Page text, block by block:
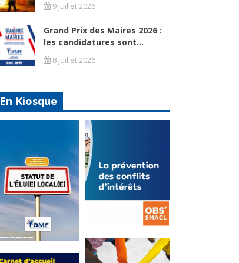
9 juillet 2026
Grand Prix des Maires 2026 :
les candidatures sont...
8 juillet 2026
En Kiosque
Statut de
La
prévention